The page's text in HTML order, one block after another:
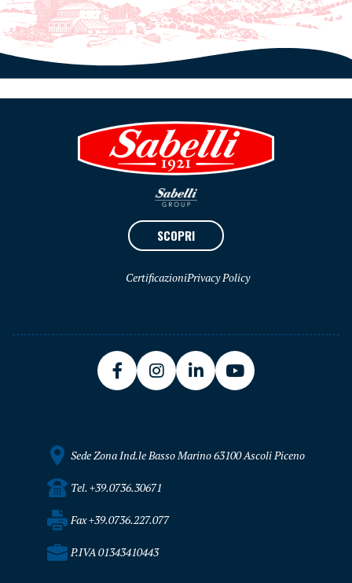
SCOPRI
CertificazioniPrivacy Policy
Sede Zona Ind.le Basso Marino 63100 Ascoli Piceno
Tel. +39.0736.30671
Fax +39.0736.227.077
P.IVA 01343410443